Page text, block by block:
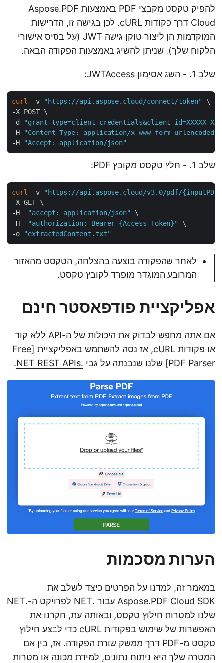
להפיק טקסט מקבצי PDF באמצעות
Aspose.PDF
Cloud
דרך פקודות cURL. לכן בגישה זו, הדרישות
המוקדמות הן ליצור טוקן גישה JWT (על בסיס אישורי
הלקוח שלך), שניתן להשיג באמצעות הפקודה הבאה.
שלב 1. - השג אסימון JWTAccess:
curl -v "https://api.aspose.cloud/connect/token" \
-X POST \
-d "grant_type=client_credentials&client_id=XXXXX-
-H "Content-Type: application/x-www-form-
-H "Accept: application/json"
שלב 1. - חלץ טקסט מקובץ PDF:
curl -v "https://api.aspose.cloud/v3.0/pdf/{inputPDF}/
-X GET \
-H "accept: application/json" \
-H "authorization: Bearer {Access_Token}" \
-o "extractedContent.txt"
לאחר שהפקודה בוצעה בהצלחה, הטקסט מהאזור
המרובע המוגדר מופרד לקובץ טקסט.
אפליקציית פודפאסטר חינם
אם אתה מחפש לבדוק את היכולות של ה-API ללא קוד
או פקודות cURL, אז נסה להשתמש באפליקציית [Free
PDF Parser] שלנו שנבנתה על גבי
.NET REST APIs
.
הערות מסכמות
במאמר זה, למדנו על הפרטים כיצד לשלב את
Aspose.PDF Cloud SDK עבור .NET לפרויקט ה-.NET
שלנו למטרות חילוץ טקסט, ובאותה עת, חקרנו את
האפשרות של שימוש בפקודות cURL כדי לבצע חילוץ
טקסט מ-PDF דרך ממשק שורת הפקודה. אז, בין אם
המטרה שלך היא ניתוח נתונים, למידת מכונה או מטרות